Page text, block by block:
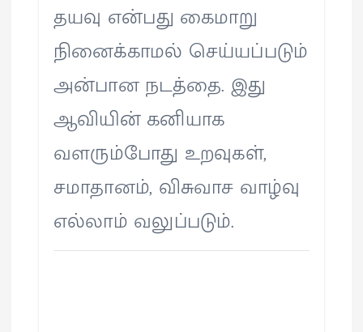
தயவு என்பது கைமாறு
நினைக்காமல் செய்யப்படும்
அன்பான நடத்தை. இது
ஆவியின் கனியாக
வளரும்போது உறவுகள்,
சமாதானம், விசுவாச வாழ்வு
எல்லாம் வலுப்படும்.